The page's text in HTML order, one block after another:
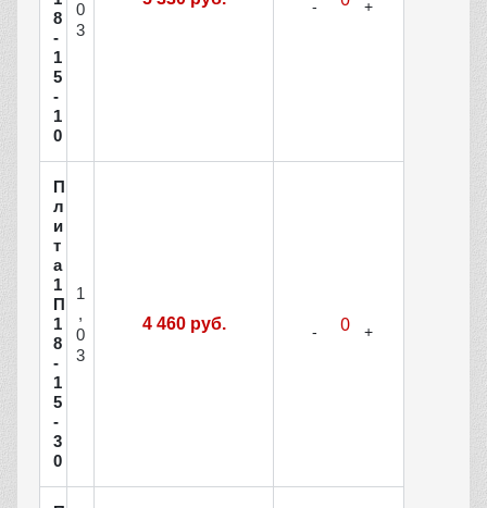
8
-
1
5
-
1
0
0
3
П
л
и
т
а
1
П
1
8
-
1
5
-
3
0
1
,
0
3
4 460 руб.